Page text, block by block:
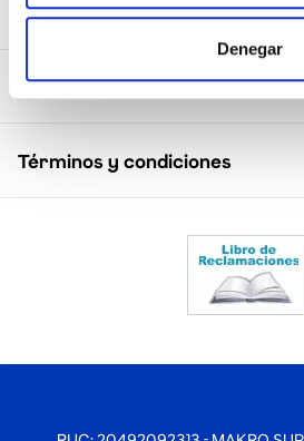
Denegar
Sobre Makro
Te ayudamos
Términos y condiciones